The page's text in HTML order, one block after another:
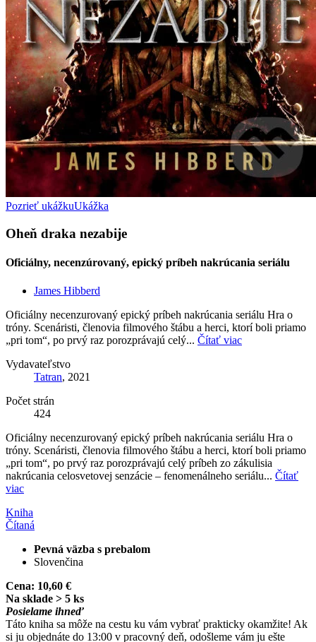
Pozrieť ukážkuUkážka
Oheň draka nezabije
Oficiálny, necenzúrovaný, epický príbeh nakrúcania seriálu
James Hibberd
Oficiálny necenzurovaný epický príbeh nakrúcania seriálu Hra o
tróny. Scenáristi, členovia filmového štábu a herci, ktorí boli priamo
„pri tom“, po prvý raz porozprávajú celý... Čítať viac
Vydavateľstvo
Tatran, 2021
Počet strán
424
Oficiálny necenzurovaný epický príbeh nakrúcania seriálu Hra o
tróny. Scenáristi, členovia filmového štábu a herci, ktorí boli priamo
„pri tom“, po prvý raz porozprávajú celý príbeh zo zákulisia
nakrúcania celosvetovej senzácie – fenomenálneho seriálu... Čítať
viac
Kniha
Čítaná
Pevná väzba s prebalom
Slovenčina
Cena: 10,60 €
Na sklade > 5 ks
Posielame ihneď
Táto kniha sa môže na cestu ku vám vybrať prakticky okamžite! Ak
si ju objednáte do 13:00 v pracovný deň, odošleme vám ju ešte